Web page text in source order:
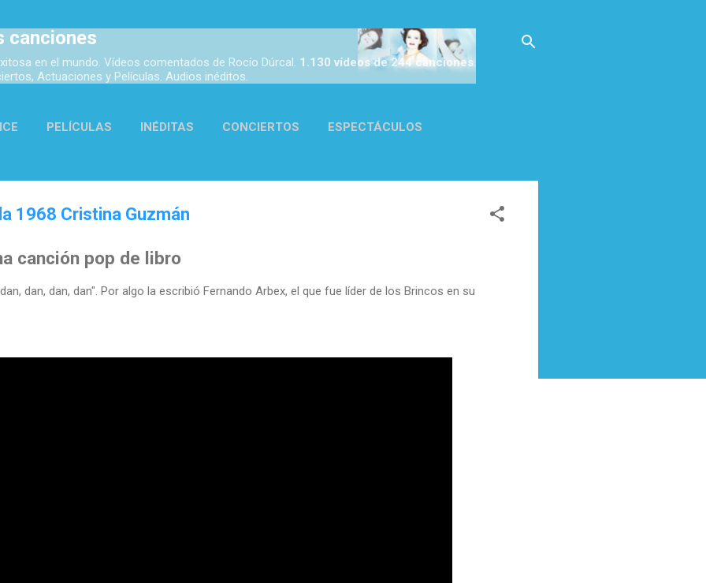
canciones
en el mundo. Vídeos comentados de Rocío Dúrcal. 1.130 vídeos de 244 canciones.
Actuaciones y Películas. Audios inéditos.
PELÍCULAS INÉDITAS CONCIERTOS ESPECTÁCULOS
1968 Cristina Guzmán
canción pop de libro
dan, dan, dan". Por algo la escribió Fernando Arbex, el que fue líder de los Brincos en su